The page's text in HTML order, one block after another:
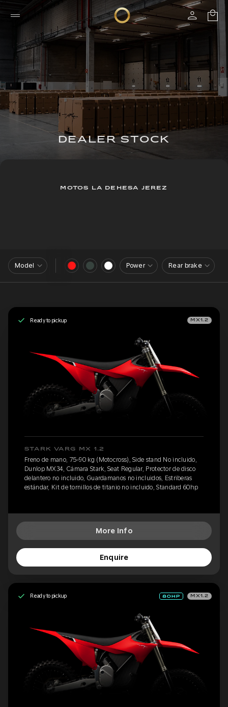
DEALER STOCK
MOTOS LA DEHESA JEREZ
Model Power Rear brake
Ready to pickup MX1.2
STARK VARG MX 1.2
Freno de mano, 75-90 kg (Motocross), Side stand No incluido,
Dunlop MX34, Cámara Stark, Seat Regular, Protector de disco
delantero no incluido, Guardamanos no incluidos, Estriberas
estándar, Kit de tornillos de titanio no incluido, Standard 60hp
More Info
Enquire
Ready to pickup MX1.2